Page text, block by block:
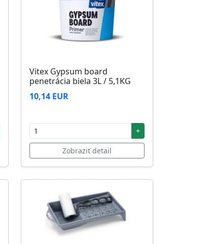
Vitex Gypsum board
penetrácia biela 3L / 5,1KG
10,14 EUR
+
Zobraziť detail